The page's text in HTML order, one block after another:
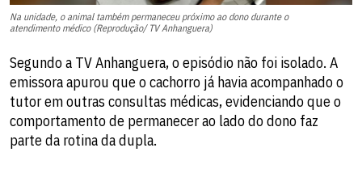
Na unidade, o animal também permaneceu próximo ao dono durante o
atendimento médico (Reprodução/ TV Anhanguera)
Segundo a TV Anhanguera, o episódio não foi isolado. A
emissora apurou que o cachorro já havia acompanhado o
tutor em outras consultas médicas, evidenciando que o
comportamento de permanecer ao lado do dono faz
parte da rotina da dupla.